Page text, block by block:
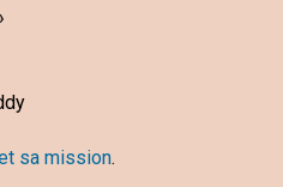
sa mission.